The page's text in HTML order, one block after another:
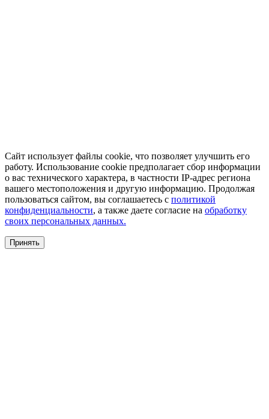
Сайт использует файлы cookie, что позволяет улучшить его
работу. Использование cookie предполагает сбор информации
о вас технического характера, в частности IP-адрес региона
вашего местоположения и другую информацию. Продолжая
пользоваться сайтом, вы соглашаетесь с политикой
конфиденциальности, а также даете согласие на обработку
своих персональных данных.
Принять